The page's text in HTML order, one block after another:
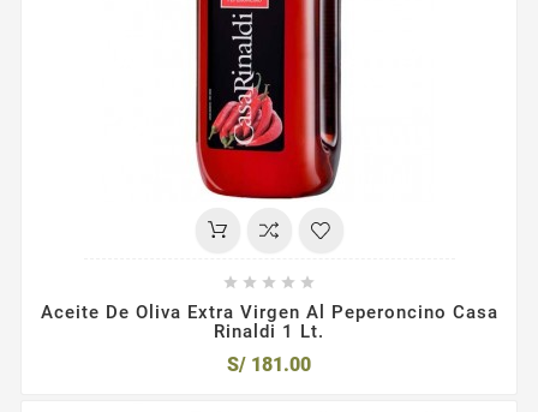
    
Aceite De Oliva Extra Virgen Al Peperoncino Casa
Rinaldi 1 Lt.
S/ 181.00